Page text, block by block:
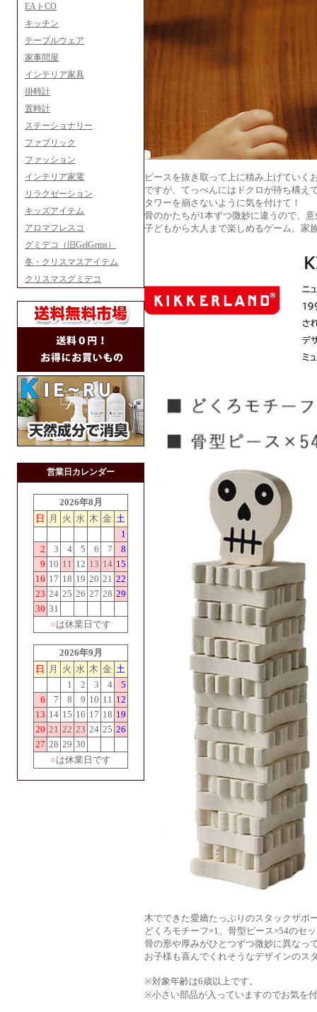
EAトCO
キッチン
テーブルウェア
家事問屋
インテリア家具
掛時計
置時計
ステーショナリー
ファブリック
ファッション
インテリア家電
リラクゼーション
キッズアイテム
アロマフレスコ
グミデコ（旧GelGems）
冬・クリスマスアイテム
クリスマスグミデコ
営業日カレンダー
2026年8月
日
月 火 水 木 金 土
1
2
3 4 5 6 7
8
9 10 11 12 13 14 15
16 17 18 19 20 21 22
23 24 25 26 27 28 29
30 31
■は休業日です
2026年9月
日
月 火 水 木 金 土
1
2 3 4
5
6
7 8 9 10 11 12
13 14 15 16 17 18 19
20 21 22 23 24 25 26
27 28 29 30
■は休業日です
ピースを抜き取って上に積み上げてい
ですが、てっぺんにはドクロが待ち構え
タワーを崩さないように気を付けて！
骨のかたちが1本ずつ微妙に違うので、
子どもから大人まで楽しめるゲーム。家
木でできた愛嬌たっぷりのスタックザボ
どくろモチーフ×1、骨型ピース×54のセ
骨の形や厚みがひとつずつ微妙に異なっ
お子様も喜んでくれそうなデザインのス
※対象年齢は6歳以上です。
※小さい部品が入っていますのでお気を